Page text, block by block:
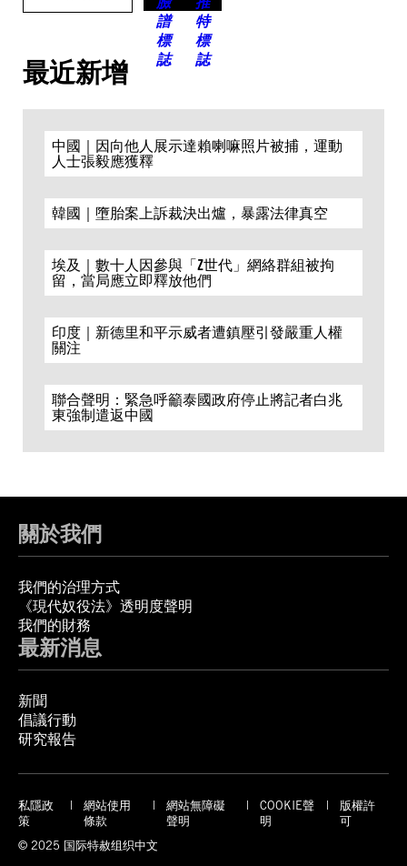
最近新增
中國｜因向他人展示達賴喇嘛照片被捕，運動
人士張毅應獲釋
韓國｜墮胎案上訴裁決出爐，暴露法律真空
埃及｜數十人因參與「Z世代」網絡群組被拘
留，當局應立即釋放他們
印度｜新德里和平示威者遭鎮壓引發嚴重人權
關注
聯合聲明：緊急呼籲泰國政府停止將記者白兆
東強制遣返中國
關於我們
我們的治理方式
《現代奴役法》透明度聲明
我們的財務
最新消息
新聞
倡議行動
研究報告
私隱政
策
網站使用
條款
網站無障礙
聲明
COOKIE聲
明
版權許
可
© 2025 国际特赦组织中文